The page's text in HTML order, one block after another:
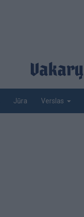
Jūra Verslas